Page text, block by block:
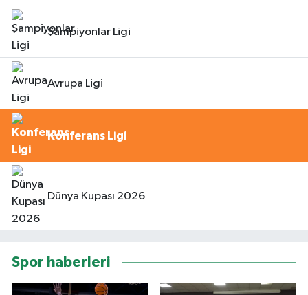
Şampiyonlar Ligi
Avrupa Ligi
Konferans Ligi
Dünya Kupası 2026
Spor haberleri